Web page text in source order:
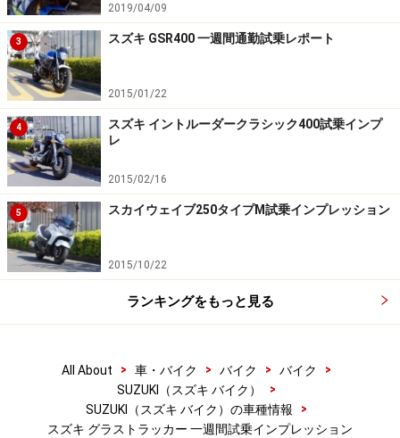
※記事内容は執筆時点のものです。最新の内容をご確認くださ
い。
2019/04/09
3 スズキ GSR400 一週間通勤試乗レポート
2015/01/22
4
スズキ イントルーダークラシック400試乗インプ
レ
2015/02/16
5 スカイウェイブ250タイプM試乗インプレッション
2015/10/22
ランキングをもっと見る
All About > 車・バイク > バイク > バイク
>
SUZUKI（スズキ バイク）
>
SUZUKI（スズキ バイク）の車種情報
>
スズキ グラストラッカー 一週間試乗インプレッション